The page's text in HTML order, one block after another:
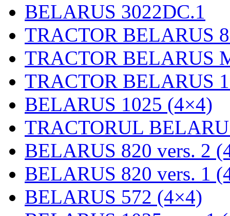
BELARUS 3022DC.1
TRACTOR BELARUS
TRACTOR BELARUS
TRACTOR BELARUS
BELARUS 1025 (4×4)
TRACTORUL
BELARUS 820 vers. 2
BELARUS 820 vers. 1
BELARUS 572 (4×4)